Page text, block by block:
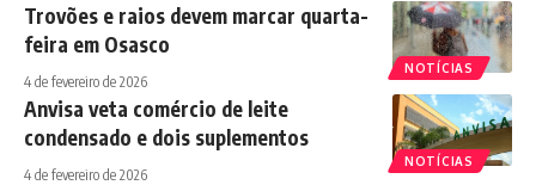
NOTÍCIAS
Trovões e raios devem marcar quarta-
feira em Osasco
4 de fevereiro de 2026
NOTÍCIAS
Anvisa veta comércio de leite
condensado e dois suplementos
4 de fevereiro de 2026